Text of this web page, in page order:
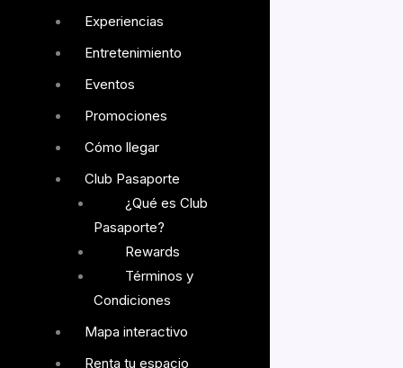
Experiencias
Entretenimiento
Eventos
Promociones
Cómo llegar
Club Pasaporte
¿Qué es Club
Pasaporte?
Rewards
Términos y
Condiciones
Mapa interactivo
Renta tu espacio
Legal
Bolsa de trabajo